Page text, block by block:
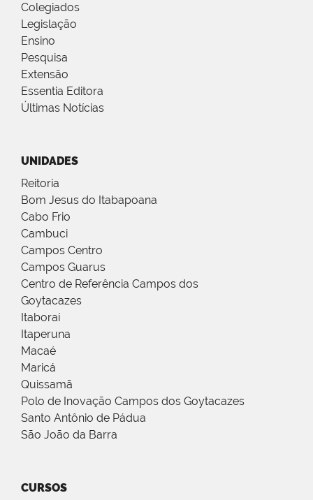
Colegiados
Legislação
Ensino
Pesquisa
Extensão
Essentia Editora
Últimas Notícias
UNIDADES
Reitoria
Bom Jesus do Itabapoana
Cabo Frio
Cambuci
Campos Centro
Campos Guarus
Centro de Referência Campos dos
Goytacazes
Itaboraí
Itaperuna
Macaé
Maricá
Quissamã
Polo de Inovação Campos dos Goytacazes
Santo Antônio de Pádua
São João da Barra
CURSOS